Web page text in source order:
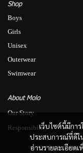
เว็บไซต์นี้มีกา
ประสบการณ์ที่ดีใ
อ่านรายละเอียดเ
Shop
Boys
Girls
Unisex
Outerwear
Swimwear
About Molo
Our Story
Responsibility